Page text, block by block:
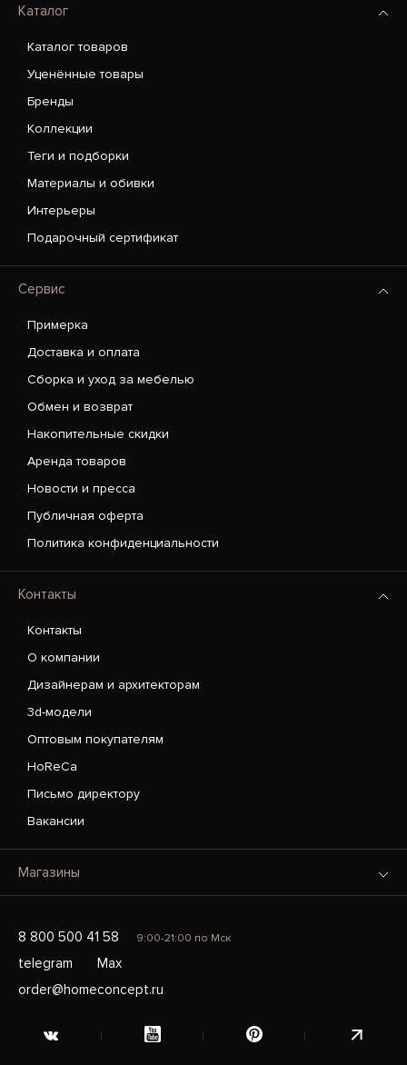
Каталог
Каталог товаров
Уценённые товары
Бренды
Коллекции
Теги и подборки
Материалы и обивки
Интерьеры
Подарочный сертификат
Сервис
Примерка
Доставка и оплата
Сборка и уход за мебелью
Обмен и возврат
Накопительные скидки
Аренда товаров
Новости и пресса
Публичная оферта
Политика конфиденциальности
Контакты
Контакты
О компании
Дизайнерам и архитекторам
3d-модели
Оптовым покупателям
HoReCa
Письмо директору
Вакансии
Магазины
8 800 500 41 58 9:00-21:00 по Мск
telegram
Max
order@homeconcept.ru